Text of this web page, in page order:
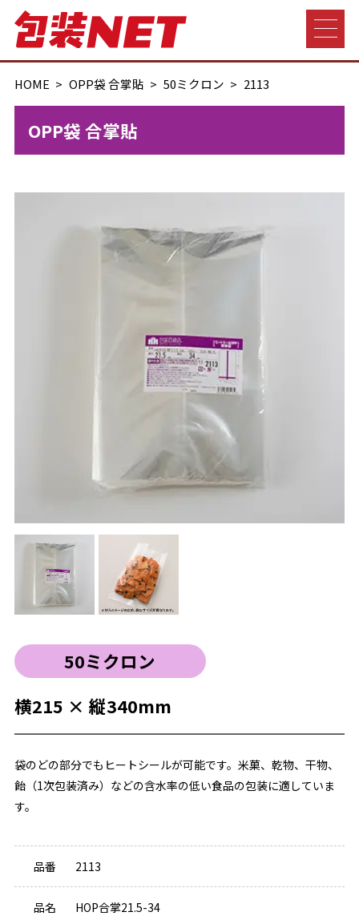
HOME OPP袋 合掌貼 50ミクロン 2113
OPP袋 合掌貼
50ミクロン
横215 × 縦340mm
袋のどの部分でもヒートシールが可能です。米菓、乾物、干物、
飴（1次包装済み）などの含水率の低い食品の包装に適していま
す。
品番 2113
品名 HOP合掌21.5-34